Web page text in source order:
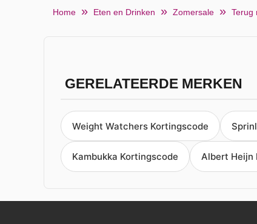
Home Eten en Drinken Zomersale Terug
GERELATEERDE MERKEN
Weight Watchers Kortingscode
Kambukka Kortingscode Albert Heijn